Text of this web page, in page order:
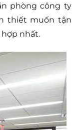
phòng công ty
thiết muốn tận
nhất.